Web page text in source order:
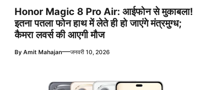
Honor Magic 8 Pro Air: आईफोन से मुकाबला!
इतना पतला फोन हाथ में लेते ही हो जाएंगे मंत्रमुग्ध;
कैमरा लवर्स की आएगी मौज
By Amit Mahajan—जनवरी 10, 2026